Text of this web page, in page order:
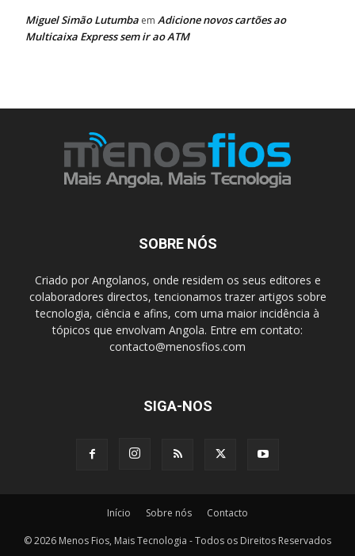
Miguel Simão Lutumba em Adicione novos cartões ao
Multicaixa Express sem ir ao ATM
SOBRE NÓS
Criado por Angolanos, onde residem os seus editores e
colaboradores directos, tencionamos trazer artigos sobre
tecnologia, ciência e afins, com uma maior incidência à
tópicos que envolvam Angola. Entre em contato:
contacto@menosfios.com
SIGA-NOS
Início Sobre nós Contacto
© 2026 Menos Fios, Mais Tecnologia - Todos os Direitos Reservados